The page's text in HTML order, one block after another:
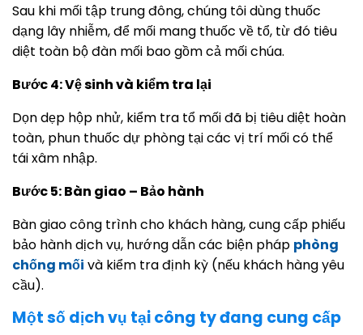
Sau khi mối tập trung đông, chúng tôi dùng thuốc
dạng lây nhiễm, để mối mang thuốc về tổ, từ đó tiêu
diệt toàn bộ đàn mối bao gồm cả mối chúa.
Bước 4: Vệ sinh và kiểm tra lại
Dọn dẹp hộp nhử, kiểm tra tổ mối đã bị tiêu diệt hoàn
toàn, phun thuốc dự phòng tại các vị trí mối có thể
tái xâm nhập.
Bước 5: Bàn giao – Bảo hành
Bàn giao công trình cho khách hàng, cung cấp phiếu
bảo hành dịch vụ, hướng dẫn các biện pháp phòng
chống mối và kiểm tra định kỳ (nếu khách hàng yêu
cầu).
Một số dịch vụ tại công ty đang cung cấp